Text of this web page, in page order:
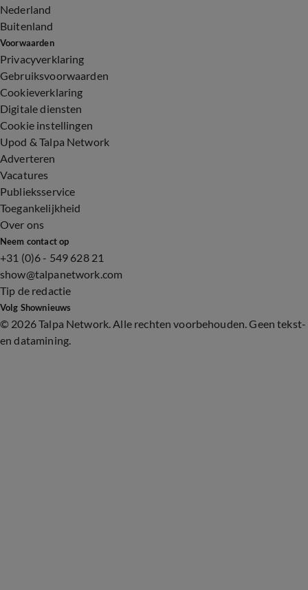
Nederland
Buitenland
Voorwaarden
Privacyverklaring
Gebruiksvoorwaarden
Cookieverklaring
Digitale diensten
Cookie instellingen
Upod & Talpa Network
Adverteren
Vacatures
Publieksservice
Toegankelijkheid
Over ons
Neem contact op
+31 (0)6 - 549 628 21
show@talpanetwork.com
Tip de redactie
Volg Shownieuws
© 2026 Talpa Network. Alle rechten voorbehouden. Geen tekst-
en datamining.